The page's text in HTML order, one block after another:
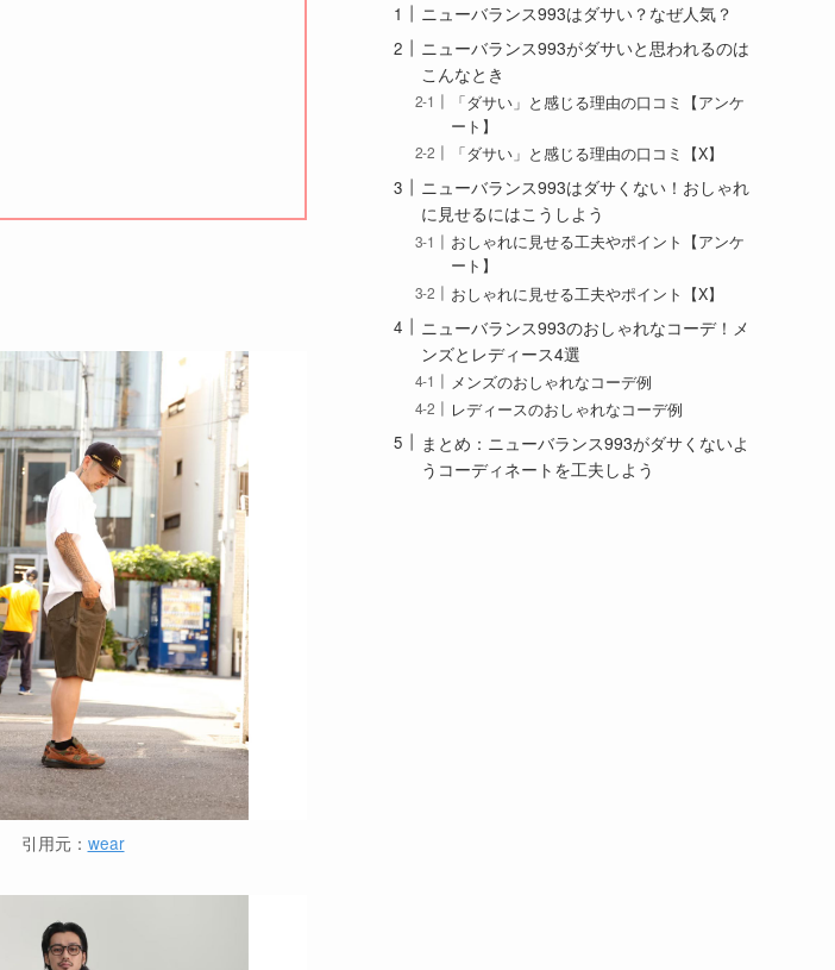
引用元： wear
ニューバランス993はダサい？なぜ人気？
ニューバランス993がダサいと思われるのは
こんなとき
「ダサい」と感じる理由の口コミ【アンケ
ート】
「ダサい」と感じる理由の口コミ【X】
ニューバランス993はダサくない！おしゃれ
に見せるにはこうしよう
おしゃれに見せる工夫やポイント【アンケ
ート】
おしゃれに見せる工夫やポイント【X】
ニューバランス993のおしゃれなコーデ！メ
ンズとレディース4選
メンズのおしゃれなコーデ例
レディースのおしゃれなコーデ例
まとめ：ニューバランス993がダサくないよ
うコーディネートを工夫しよう